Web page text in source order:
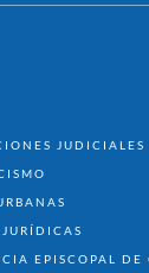
JUDICIALES
JURÍDICAS
EPISCOPAL DE